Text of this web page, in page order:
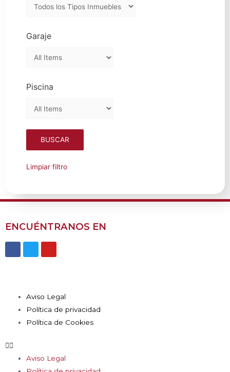
Garaje
Piscina
Limpiar filtro
ENCUÉNTRANOS EN
Aviso Legal
Política de privacidad
Política de Cookies
Aviso Legal